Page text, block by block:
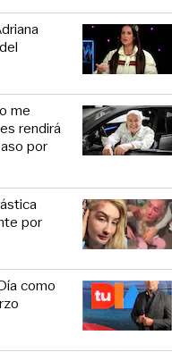
me
rendirá
por
por
como